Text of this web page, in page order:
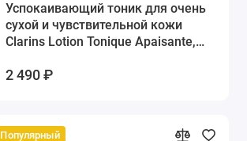
Успокаивающий тоник для очень
сухой и чувствительной кожи
Clarins Lotion Tonique Apaisante,
2 490 ₽
Популярный